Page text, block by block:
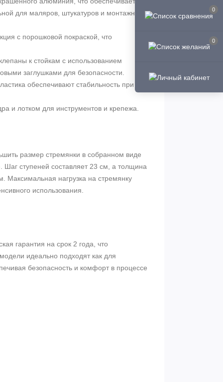
0
0
для маляров, штукатуров и монтажников
с порошковой покраской, что
к стойкам с использованием
заглушками для безопасности.
обеспечивают стабильность при
и лотком для инструментов и крепежа.
размер стремянки в собранном виде
Шаг ступеней составляет 23 см, а толщина
нагрузка на стремянку
использования.
гарантия на срок 2 года, что
идеально подходят как для
безопасность и комфорт в процессе